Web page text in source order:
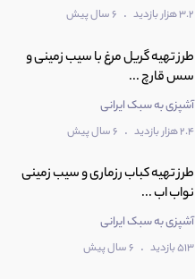
3.2 هزار بازدید . 6 سال پیش
طرز تهیه گریل مرغ با سیب زمینی و
سس قارچ ...
آشپزی به سبک ایرانی
2.4 هزار بازدید . 6 سال پیش
طرز تهیه کباب رزماری و سیب زمینی
نواب اب ...
آشپزی به سبک ایرانی
513 بازدید . 6 سال پیش